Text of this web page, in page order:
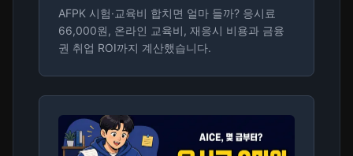
AFPK 시험·교육비 합치면 얼마 들까? 응시료
66,000원, 온라인 교육비, 재응시 비용과 금융
권 취업 ROI까지 계산했습니다.